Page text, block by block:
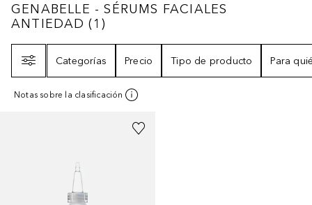
GENABELLE - SÉRUMS FACIALES
GENABELLE - SÉRUMS FACIALES
ANTIEDAD (1 )
Categorías
Precio Tipo de producto Para
Notas sobre la clasificación